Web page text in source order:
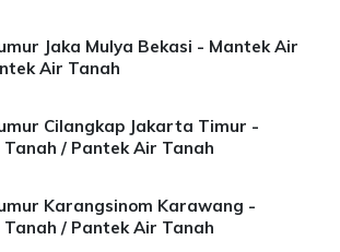
Jaka Mulya Bekasi - Mantek Air
Air Tanah
Cilangkap Jakarta Timur -
/ Pantek Air Tanah
Karangsinom Karawang -
/ Pantek Air Tanah